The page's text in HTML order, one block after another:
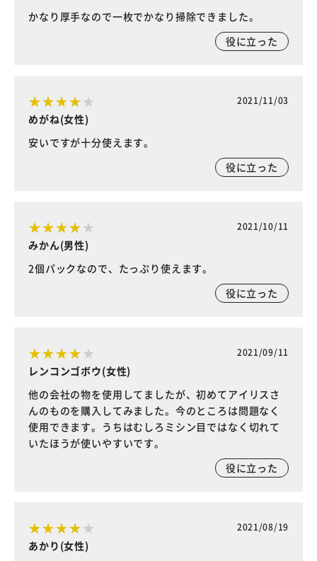
かなり厚手なので一枚でかなり掃除できました。
役に立った
2021/11/03
めがね(女性)
安いですが十分使えます。
役に立った
2021/10/11
みかん(男性)
2個パックなので、たっぷり使えます。
役に立った
2021/09/11
レンコンゴボウ(女性)
他の会社の物を使用してましたが、初めてアイリスさ
んのものを購入してみました。今のところは問題なく
使用できます。うちはむしろミシン目ではなく切れて
いたほうが使いやすいです。
役に立った
2021/08/19
あかり(女性)